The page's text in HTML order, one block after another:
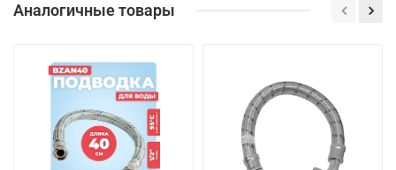
Аналогичные товары